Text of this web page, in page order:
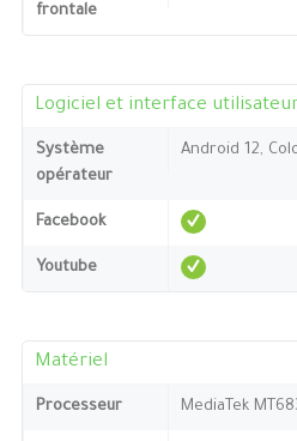
frontale
Logiciel et interface
Système
opérateur
Android 12,
Facebook
Youtube
Matériel
Processeur MediaTek